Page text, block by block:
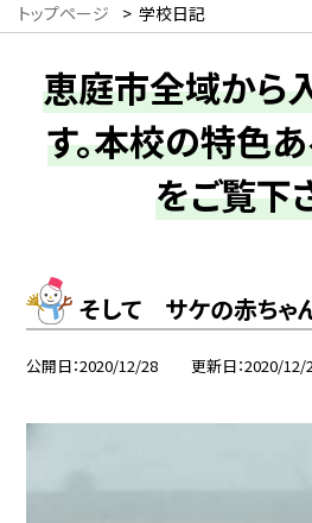
トップページ > 学校日記
恵庭市全域から
す。本校の特色
をご覧下
そして サケの赤ちゃ
公開日 2020/12/28 更新日 2020/12/